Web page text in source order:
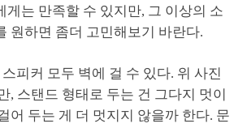
게는 만족할 수 있지만, 그 이상의 소
원하면 좀더 고민해보기 바란다.
피커 모두 벽에 걸 수 있다. 위 사진
, 스탠드 형태로 두는 건 그다지 멋이
어 두는 게 더 멋지지 않을까 한다. 문